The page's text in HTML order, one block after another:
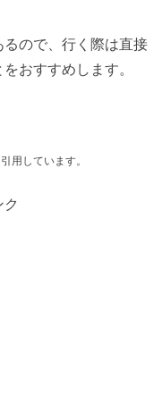
ので、行く際は直接
おすすめします。
用しています。